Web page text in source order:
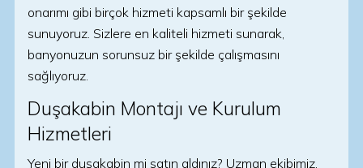
onarımı gibi birçok hizmeti kapsamlı bir şekilde
sunuyoruz. Sizlere en kaliteli hizmeti sunarak,
banyonuzun sorunsuz bir şekilde çalışmasını
sağlıyoruz.
Duşakabin Montajı ve Kurulum
Hizmetleri
Yeni bir duşakabin mi satın aldınız? Uzman ekibimiz,